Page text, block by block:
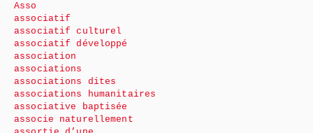
Asso
associatif
associatif culturel
associatif développé
association
associations
associations dites
associations humanitaires
associative baptisée
associe naturellement